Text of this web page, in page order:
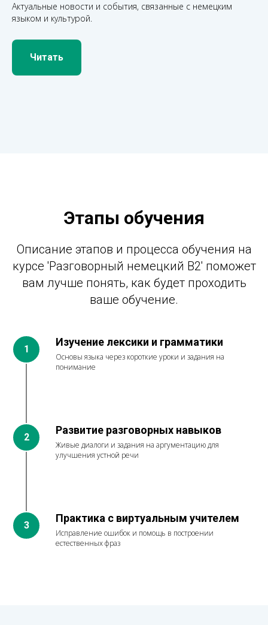
Актуальные новости и события, связанные с немецким
языком и культурой.
Читать
Этапы обучения
Описание этапов и процесса обучения на
курсе 'Разговорный немецкий B2' поможет
вам лучше понять, как будет проходить
ваше обучение.
Изучение лексики и грамматики
Основы языка через короткие уроки и задания на
понимание
Развитие разговорных навыков
Живые диалоги и задания на аргументацию для
улучшения устной речи
Практика с виртуальным учителем
Исправление ошибок и помощь в построении
естественных фраз